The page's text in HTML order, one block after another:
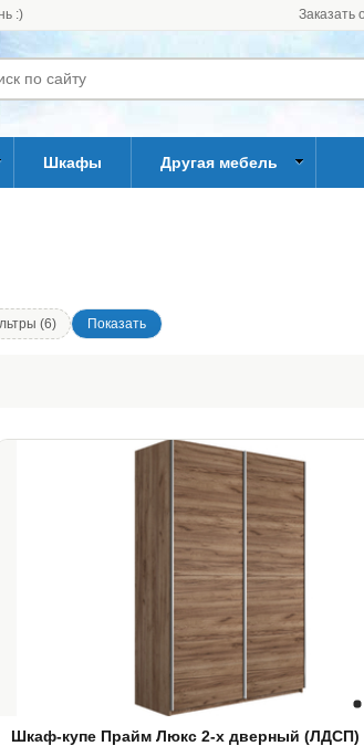
:) Заказать
Шкафы Другая мебель
(6)
Шкаф-купе Прайм Люкс 2-х дверный (ЛДСП)